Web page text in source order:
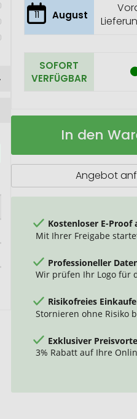
11 August
SOFORT
VERFÜGBAR
Montmelo
Unisex
Auf
In den
Angebot
Kostenloser E-Proof
Mit Ihrer Freigabe
Professioneller
Wir prüfen Ihr Logo für
Risikofreies
Stornieren ohne Risiko
Exklusiver
3% Rabatt auf Ihre